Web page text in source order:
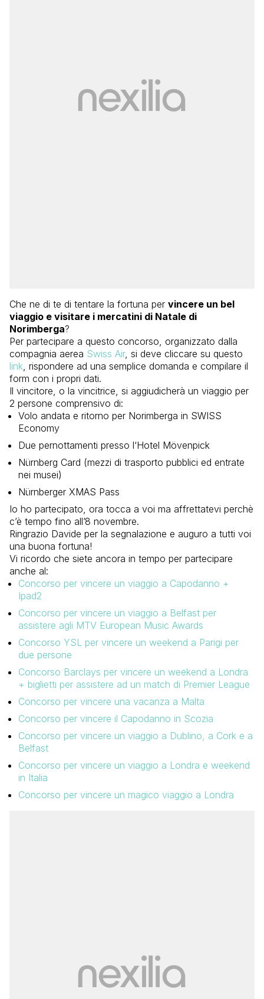
Che ne di te di tentare la fortuna per vincere un bel
viaggio e visitare i mercatini di Natale di
Norimberga?
Per partecipare a questo concorso, organizzato dalla
compagnia aerea Swiss Air, si deve cliccare su questo
link , rispondere ad una semplice domanda e compilare il
form con i propri dati.
Il vincitore, o la vincitrice, si aggiudicherà un viaggio per
2 persone comprensivo di:
Volo andata e ritorno per Norimberga in SWISS
Economy
Due pernottamenti presso l‘Hotel Mövenpick
Nürnberg Card (mezzi di trasporto pubblici ed entrate
nei musei)
Nürnberger XMAS Pass
Io ho partecipato, ora tocca a voi ma affrettatevi perchè
c’è tempo fino all’8 novembre.
Ringrazio Davide per la segnalazione e auguro a tutti voi
una buona fortuna!
Vi ricordo che siete ancora in tempo per partecipare
anche al:
Concorso per vincere un viaggio a Capodanno +
Ipad2
Concorso per vincere un viaggio a Belfast per
assistere agli MTV European Music Awards
Concorso YSL per vincere un weekend a Parigi per
due persone
Concorso Barclays per vincere un weekend a Londra
+ biglietti per assistere ad un match di Premier League
Concorso per vincere una vacanza a Malta
Concorso per vincere il Capodanno in Scozia
Concorso per vincere un viaggio a Dublino, a Cork e a
Belfast
Concorso per vincere un viaggio a Londra e weekend
in Italia
Concorso per vincere un magico viaggio a Londra